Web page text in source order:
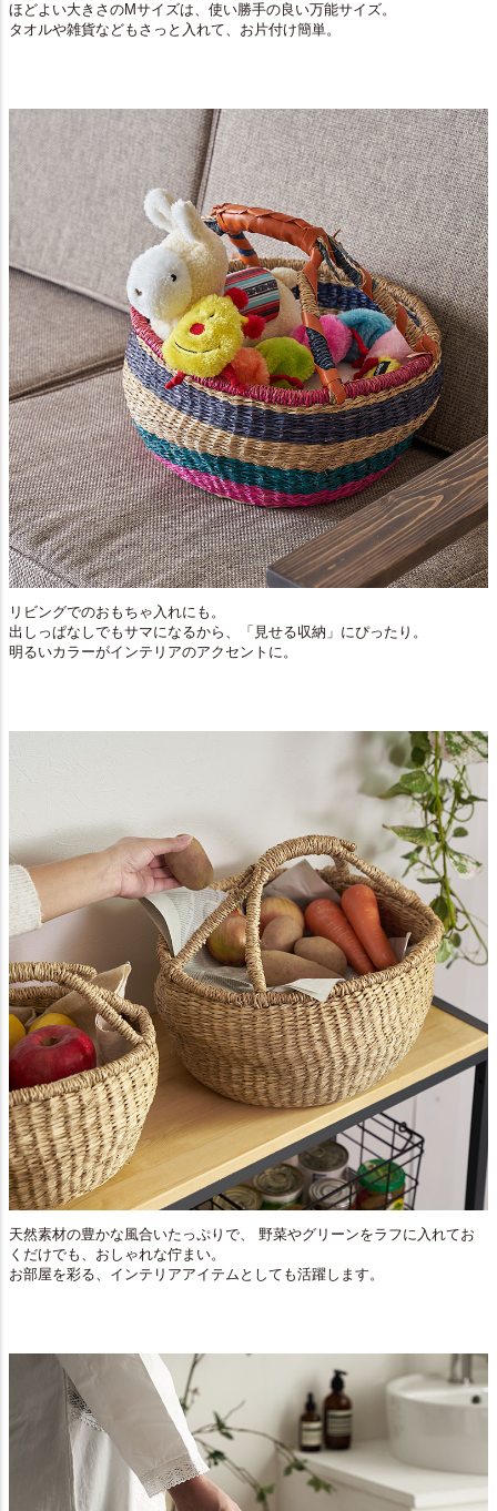
ほどよい大きさのMサイズは、使い勝手の良い万能サイズ。
タオルや雑貨などもさっと入れて、お片付け簡単。
リビングでのおもちゃ入れにも。
出しっぱなしでもサマになるから、「見せる収納」にぴったり。
明るいカラーがインテリアのアクセントに。
天然素材の豊かな風合いたっぷりで、 野菜やグリーンをラフに入れてお
くだけでも、おしゃれな佇まい。
お部屋を彩る、インテリアアイテムとしても活躍します。